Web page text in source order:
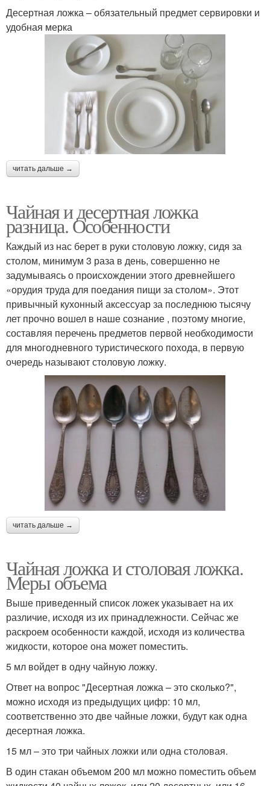
Десертная ложка – обязательный предмет сервировки и
удобная мерка
читать дальше →
Чайная и десертная ложка
разница. Особенности
Каждый из нас берет в руки столовую ложку, сидя за
столом, минимум 3 раза в день, совершенно не
задумываясь о происхождении этого древнейшего
«орудия труда для поедания пищи за столом». Этот
привычный кухонный аксессуар за последнюю тысячу
лет прочно вошел в наше сознание , поэтому многие,
составляя перечень предметов первой необходимости
для многодневного туристического похода, в первую
очередь называют столовую ложку.
читать дальше →
Чайная ложка и столовая ложка.
Меры объема
Выше приведенный список ложек указывает на их
различие, исходя из их принадлежности. Сейчас же
раскроем особенности каждой, исходя из количества
жидкости, которое она может поместить.
5 мл войдет в одну чайную ложку.
Ответ на вопрос "Десертная ложка – это сколько?",
можно исходя из предыдущих цифр: 10 мл,
соответственно это две чайные ложки, будут как одна
десертная ложка.
15 мл – это три чайных ложки или одна столовая.
В один стакан объемом 200 мл можно поместить объем